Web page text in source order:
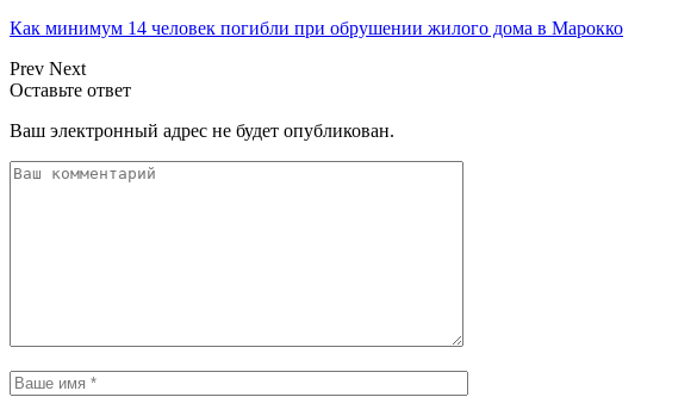
Как минимум 14 человек погибли при обрушении жилого дома в Марокко
Prev Next
Оставьте ответ
Ваш электронный адрес не будет опубликован.